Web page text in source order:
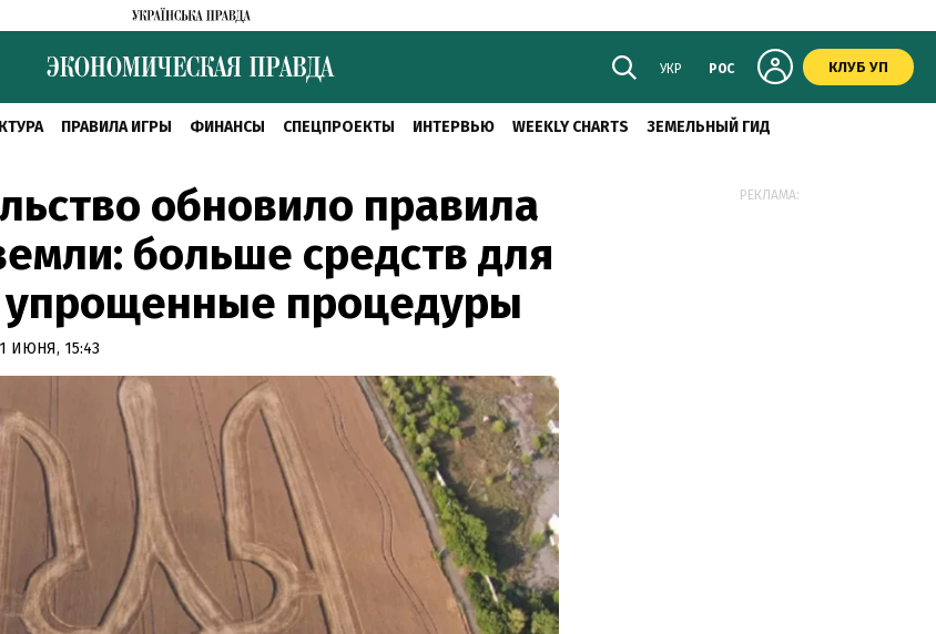
УКР РОС КЛУБ УП
ПРАВИЛА ИГРЫ ФИНАНСЫ СПЕЦПРОЕКТЫ ИНТЕРВЬЮ WEEKLY CHARTS ЗЕМЕЛЬНЫЙ ГИД
обновило правила
больше средств для
процедуры
ИЮНЯ, 15:43
РЕКЛАМА: